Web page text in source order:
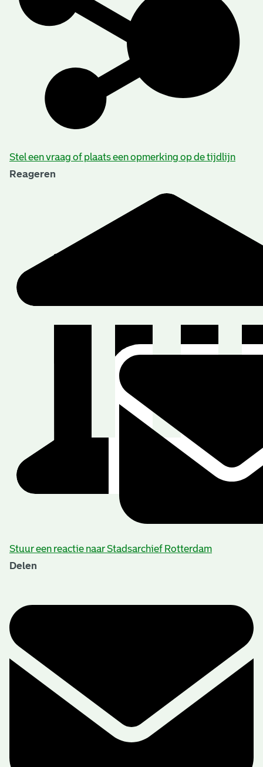
Stel een vraag of plaats een opmerking op de tijdlijn
Reageren
Stuur een reactie naar Stadsarchief Rotterdam
Delen